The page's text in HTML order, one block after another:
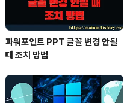
파워포인트 PPT 글꼴 변경 안될
때 조치 방법